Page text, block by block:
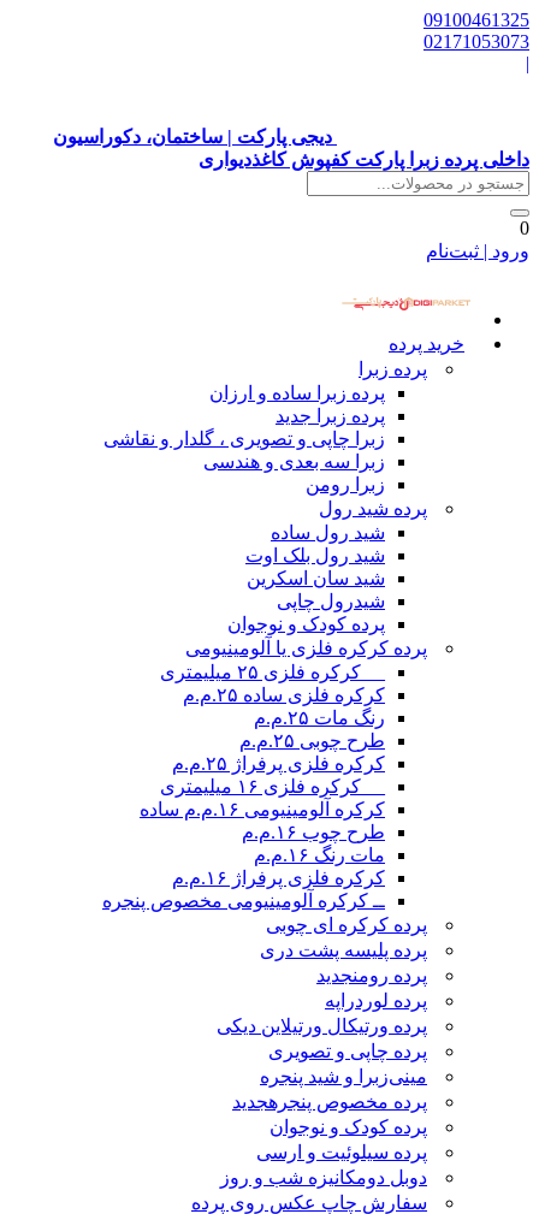
09100461325
02171053073
|
دیجی پارکت | ساختمان، دکوراسیون
داخلی پرده زبرا پارکت کفپوش کاغذدیواری
0
ورود | ثبت‌نام
خرید پرده
پرده زبرا
پرده زبرا ساده و ارزان
پرده زبرا جدید
زبرا چاپی و تصویری ، گلدار و نقاشی
زبرا سه بعدی و هندسی
زبرا رومن
پرده شید رول
شید رول ساده
شید رول بلک اوت
شید سان اسکرین
شیدرول چاپی
پرده کودک و نوجوان
پرده کرکره فلزی یا آلومینیومی
__ کرکره فلزی ۲۵ میلیمتری
کرکره فلزی ساده ۲۵.م.م
رنگ مات ۲۵.م.م
طرح چوبی ۲۵.م.م
کرکره فلزی پرفراژ ۲۵.م.م
__ کرکره فلزی ۱۶ میلیمتری
کرکره آلومینیومی ۱۶.م.م ساده
طرح چوب ۱۶.م.م
مات رنگ ۱۶.م.م
کرکره فلزی پرفراژ ۱۶.م.م
ــ کرکره آلومینیومی مخصوص پنجره
پرده کرکره ای چوبی
پرده پلیسه پشت دری
پرده رومنجدید
پرده لوردراپه
پرده ورتیکال ورتیلاین دیکی
پرده چاپی و تصویری
مینی‌زبرا و شید پنجره
پرده مخصوص پنجرهجدید
پرده کودک و نوجوان
پرده سیلوئیت و ارسی
دوبل دومکانیزه شب و روز
سفارش چاپ عکس روی پرده